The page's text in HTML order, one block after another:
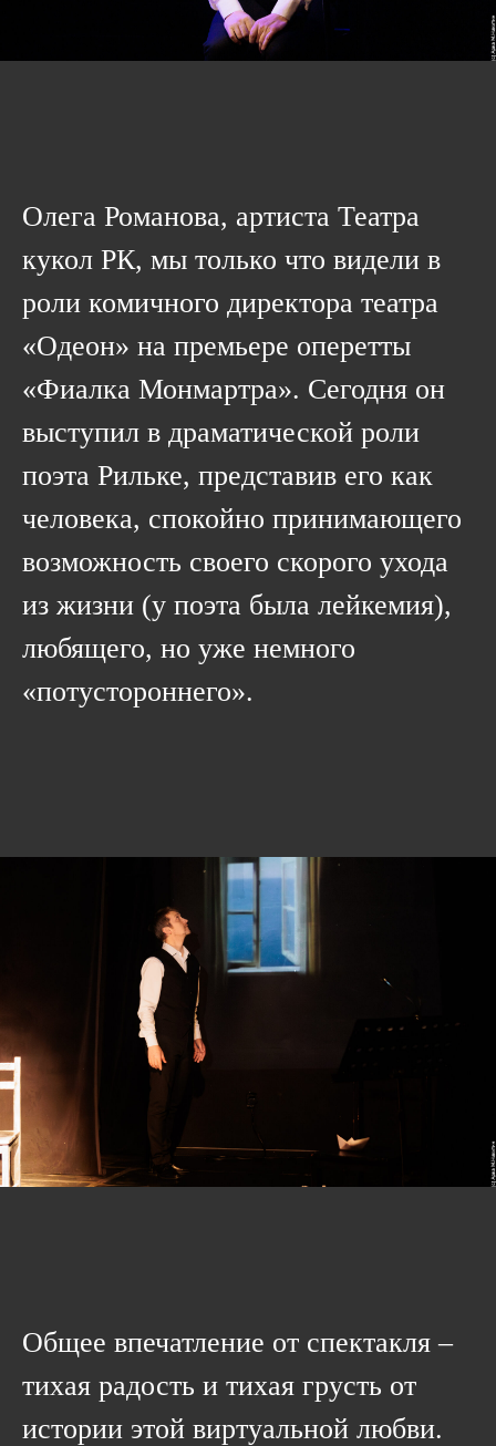
Олега Романова, артиста Театра
кукол РК, мы только что видели в
роли комичного директора театра
«Одеон» на премьере оперетты
«Фиалка Монмартра». Сегодня он
выступил в драматической роли
поэта Рильке, представив его как
человека, спокойно принимающего
возможность своего скорого ухода
из жизни (у поэта была лейкемия),
любящего, но уже немного
«потустороннего».
Общее впечатление от спектакля –
тихая радость и тихая грусть от
истории этой виртуальной любви.